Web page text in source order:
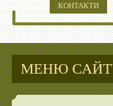
КОНТАКТИ
МЕНЮ